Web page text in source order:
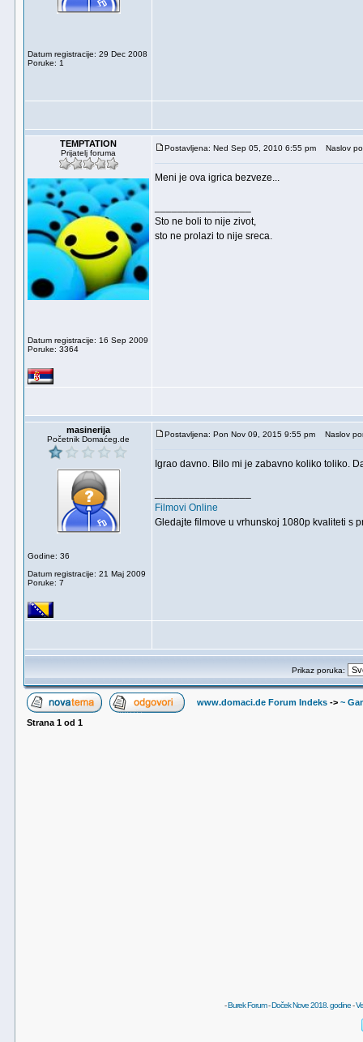
Datum registracije: 29 Dec 2008
Poruke: 1
TEMPTATION
Prijatelj foruma
Datum registracije: 16 Sep 2009
Poruke: 3364
Postavljena: Ned Sep 05, 2010 6:55 pm Naslov
Meni je ova igrica bezveze...
Sto ne boli to nije zivot,
sto ne prolazi to nije sreca.
masinerija
Početnik Domaćeg.de
Godine: 36
Datum registracije: 21 Maj 2009
Poruke: 7
Postavljena: Pon Nov 09, 2015 9:55 pm Naslov
Igrao davno. Bilo mi je zabavno koliko toliko.
Filmovi Online
Gledajte filmove u vrhunskoj 1080p kvaliteti s
Prikaz poruka:
www.domaci.de Forum Indeks -> ~
Strana 1 od 1
-Burek Forum-Doček Nove 2018. godine-